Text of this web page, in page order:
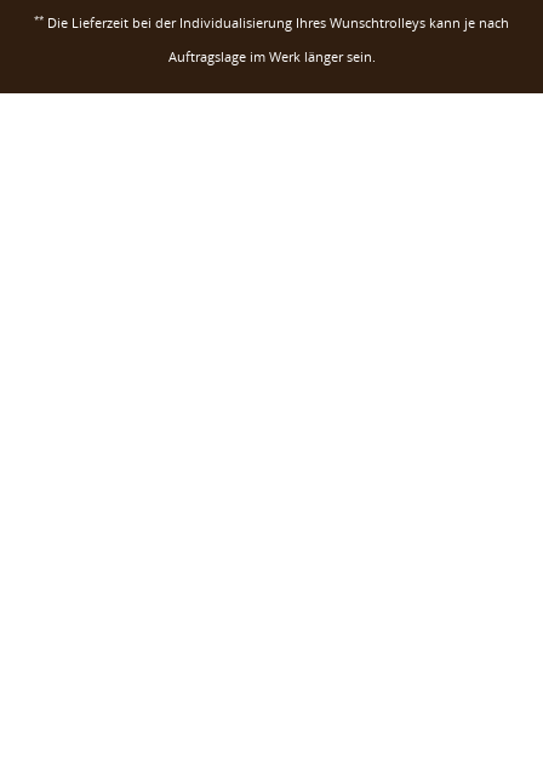
** Die Lieferzeit bei der Individualisierung Ihres Wunschtrolleys kann je nach
Auftragslage im Werk länger sein.